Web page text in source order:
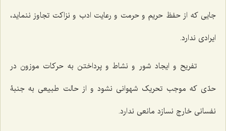
جایی که از حفظ حریم و حرمت و رعایت ادب و نزاکت تجاوز ننماید،
ایرادی ندارد.
تفریح و ایجاد شور و نشاط و پرداختن به حرکات موزون در
حدّی که موجب تحریک شهوانی نشود و از حالت طبیعی به جنبۀ
نفسانی خارج نسازد مانعی ندارد.